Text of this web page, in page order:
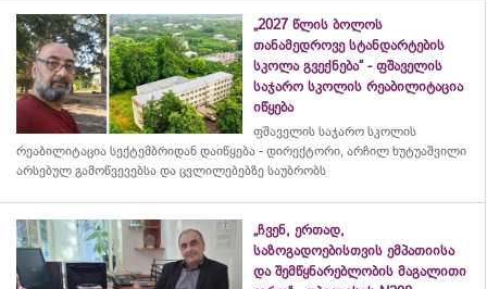
„2027 წლის ბოლოს
თანამედროვე სტანდარტების
სკოლა გვექნება“ - ფშაველის
საჯარო სკოლის რეაბილიტაცია
იწყება
ფშაველის საჯარო სკოლის
რეაბილიტაცია სექტემბრიდან დაიწყება - დირექტორი, არჩილ ხუტუაშვილი
არსებულ გამოწვევებსა და ცვლილებებზე საუბრობს
„ჩვენ, ერთად,
საზოგადოებისთვის ემპათიისა
და შემწყნარებლობის მაგალითი